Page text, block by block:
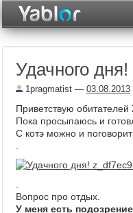
Удачного дня!
1pragmatist — 03.08.2013
Приветствую
Пока просыпаюсь и
С котэ можно и
Вопрос про отдых.
У меня есть